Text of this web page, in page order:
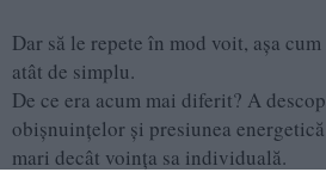
Dar să le repete în mod voit, așa
atât de simplu.
De ce era acum mai diferit? A
obișnuințelor și presiunea
mari decât voința sa individuală.